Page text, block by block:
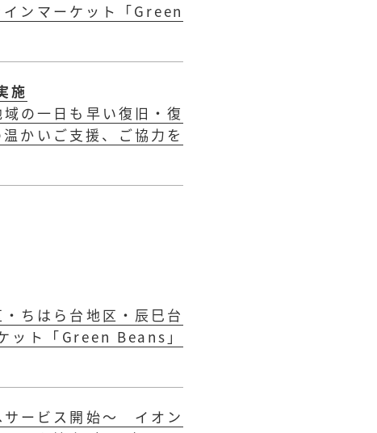
ンマーケット「Green
施
の一日も早い復旧・復
かいご支援、ご協力を
ちはら台地区・辰巳台
ト「Green Beans」
サービス開始～ イオン